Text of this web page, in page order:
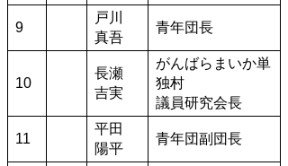
9
戸川
真吾
青年団長
10
長瀬
吉実
がんばらまいか単
独村
議員研究会長
11
平田
陽平
青年団副団長